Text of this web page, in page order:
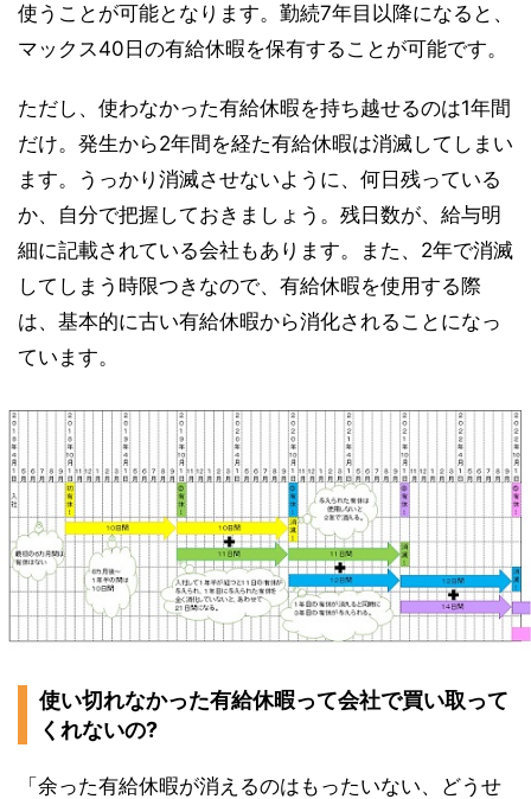
使うことが可能となります。勤続7年目以降になると、
マックス40日の有給休暇を保有することが可能です。
ただし、使わなかった有給休暇を持ち越せるのは1年間
だけ。発生から2年間を経た有給休暇は消滅してしまい
ます。うっかり消滅させないように、何日残っている
か、自分で把握しておきましょう。残日数が、給与明
細に記載されている会社もあります。また、2年で消滅
してしまう時限つきなので、有給休暇を使用する際
は、基本的に古い有給休暇から消化されることになっ
ています。
使い切れなかった有給休暇って会社で買い取って
くれないの?
「余った有給休暇が消えるのはもったいない、どうせ